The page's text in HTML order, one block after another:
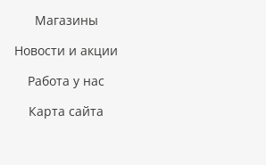
Магазины
Новости и акции
Работа у нас
Карта сайта